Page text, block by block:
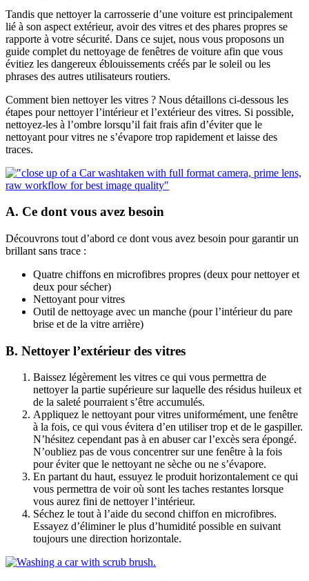
Tandis que nettoyer la carrosserie d’une voiture est principalement
lié à son aspect extérieur, avoir des vitres et des phares propres se
rapporte à votre sécurité. Dans ce sujet, nous vous proposons un
guide complet du nettoyage de fenêtres de voiture afin que vous
évitiez les dangereux éblouissements créés par le soleil ou les
phrases des autres utilisateurs routiers.
Comment bien nettoyer les vitres ? Nous détaillons ci-dessous les
étapes pour nettoyer l’intérieur et l’extérieur des vitres. Si possible,
nettoyez-les à l’ombre lorsqu’il fait frais afin d’éviter que le
nettoyant pour vitres ne s’évapore trop rapidement et laisse des
traces.
A. Ce dont vous avez besoin
Découvrons tout d’abord ce dont vous avez besoin pour garantir un
brillant sans trace :
Quatre chiffons en microfibres propres (deux pour nettoyer et
deux pour sécher)
Nettoyant pour vitres
Outil de nettoyage avec un manche (pour l’intérieur du pare
brise et de la vitre arrière)
B. Nettoyer l’extérieur des vitres
Baissez légèrement les vitres ce qui vous permettra de
nettoyer la partie supérieure sur laquelle des résidus huileux et
de la saleté pourraient s’être accumulés.
Appliquez le nettoyant pour vitres uniformément, une fenêtre
à la fois, ce qui vous évitera d’en utiliser trop et de le gaspiller.
N’hésitez cependant pas à en abuser car l’excès sera épongé.
N’oubliez pas de vous concentrer sur une fenêtre à la fois
pour éviter que le nettoyant ne sèche ou ne s’évapore.
En partant du haut, essuyez le produit horizontalement ce qui
vous permettra de voir où sont les taches restantes lorsque
vous aurez fini de nettoyer l’intérieur.
Séchez le tout à l’aide du second chiffon en microfibres.
Essayez d’éliminer le plus d’humidité possible en suivant
toujours une direction horizontale.